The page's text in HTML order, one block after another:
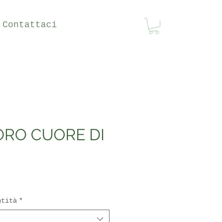
Contattaci
CUORE DI
*